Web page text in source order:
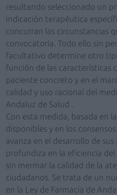
resultando seleccionado un
indicación terapéutica
concurran las circunstancias
convocatoria. Todo ello sin
facultativo determine otro
función de las características
paciente concreto y en el
calidad y uso racional del
Andaluz de Salud .
Con esta medida, basada en
disponibles y en los
avanza en el desarrollo de
profundiza en la eficiencia
sin mermar la calidad de la
ciudadanos. Se trata de un
en la Ley de Farmacia de